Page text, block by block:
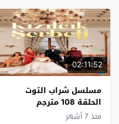
02:11:52
مسلسل شراب التوت
الحلقة 108 مترجم
منذ 7 أشهر